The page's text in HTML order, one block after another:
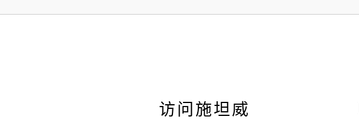
访问施坦威